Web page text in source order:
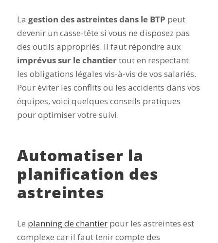
La gestion des astreintes dans le BTP peut
devenir un casse-tête si vous ne disposez pas
des outils appropriés. Il faut répondre aux
imprévus sur le chantiertout en respectant
les obligations légales vis-à-vis de vos salariés.
Pour éviter les conflits ou les accidents dans vos
équipes, voici quelques conseils pratiques
pour optimiser votre suivi.
Automatiser la
planification des
astreintes
Le planning de chantier pour les astreintes est
complexe car il faut tenir compte des